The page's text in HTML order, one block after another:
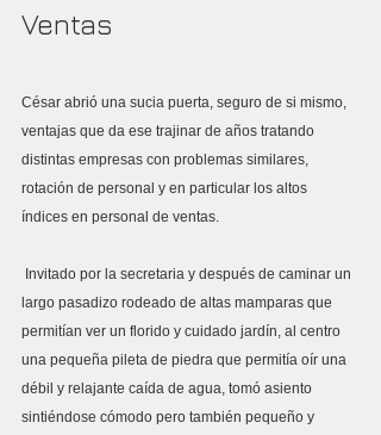
Ventas
César abrió una sucia puerta, seguro de si mismo,
ventajas que da ese trajinar de años tratando
distintas empresas con problemas similares,
rotación de personal y en particular los altos
índices en personal de ventas.
largo pasadizo rodeado de altas mamparas que
permitían ver un florido y cuidado jardín, al centro
una pequeña pileta de piedra que permitía oír una
débil y relajante caída de agua, tomó asiento
sintiéndose cómodo pero también pequeño y